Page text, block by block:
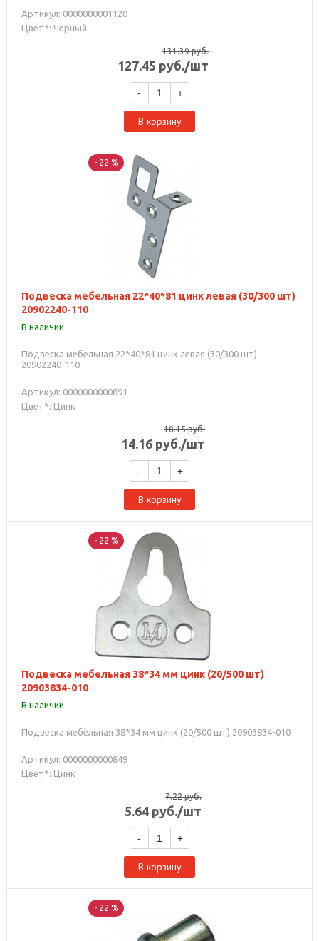
Артикул: 0000000001120
Цвет*: Черный
131.39руб.
127.45 руб./шт
- +
В корзину
- 22 %
Подвеска мебельная 22*40*81 цинк левая (30/300 шт)
20902240-110
В наличии
Подвеска мебельная 22*40*81 цинк левая (30/300 шт)
20902240-110
Артикул: 0000000000891
Цвет*: Цинк
18.15руб.
14.16 руб./шт
- +
В корзину
- 22 %
Подвеска мебельная 38*34 мм цинк (20/500 шт)
20903834-010
В наличии
Подвеска мебельная 38*34 мм цинк (20/500 шт) 20903834-010
Артикул: 0000000000849
Цвет*: Цинк
7.22руб.
5.64 руб./шт
- +
В корзину
- 22 %